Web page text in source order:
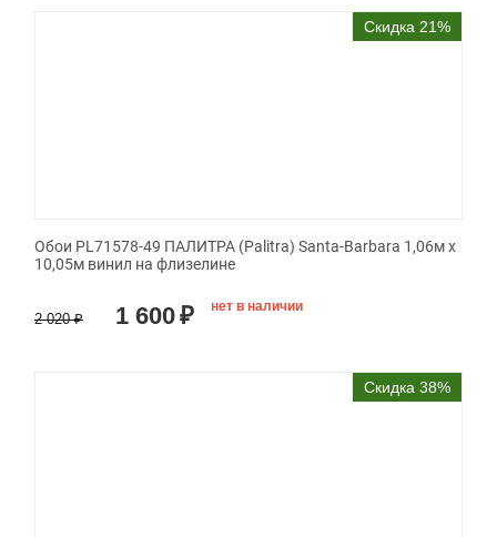
Скидка 21%
Обои PL71578-49 ПАЛИТРА (Palitra) Santa-Barbara 1,06м х
10,05м винил на флизелине
2 020 ₽ 1 600₽ нет в наличии
Скидка 38%